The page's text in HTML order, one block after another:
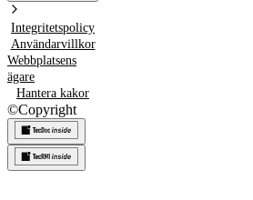
Integritetspolicy
Användarvillkor
Webbplatsens
ägare
Hantera kakor
©Copyright